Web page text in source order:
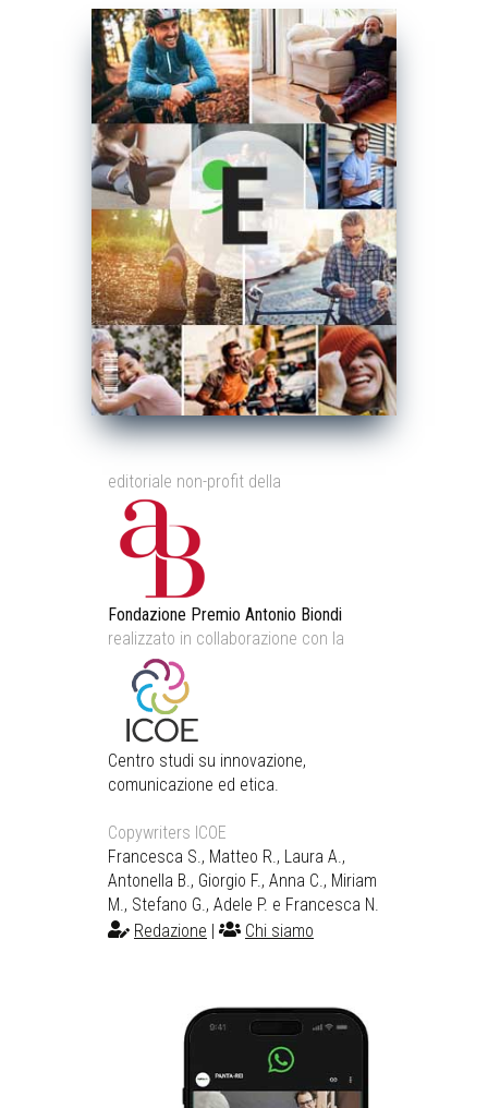
editoriale non-profit della
Fondazione Premio Antonio Biondi
realizzato in collaborazione con la
Centro studi su innovazione,
comunicazione ed etica.
Copywriters ICOE
Francesca S., Matteo R., Laura A.,
Antonella B., Giorgio F., Anna C., Miriam
M., Stefano G., Adele P. e Francesca N.
Redazione
Chi siamo